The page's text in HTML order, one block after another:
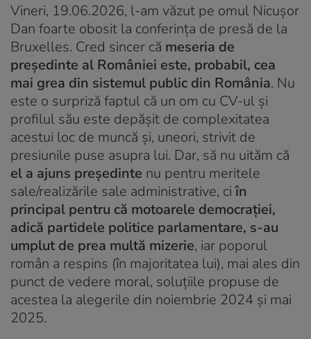
Vineri, 19.06.2026, l-am văzut pe omul Nicușor
Dan foarte obosit la conferința de presă de la
Bruxelles. Cred sincer că meseria de
președinte al României este, probabil, cea
mai grea din sistemul public din România. Nu
este o surpriză faptul că un om cu CV-ul și
profilul său este depășit de complexitatea
acestui loc de muncă și, uneori, strivit de
presiunile puse asupra lui. Dar, să nu uităm că
el a ajuns președinte nu pentru meritele
sale/realizările sale administrative, ciîn
principal pentru că motoarele democrației,
adică partidele politice parlamentare, s-au
umplut de prea multă mizerie, iar poporul
român a respins (în majoritatea lui), mai ales din
punct de vedere moral, soluțiile propuse de
acestea la alegerile din noiembrie 2024 și mai
2025.